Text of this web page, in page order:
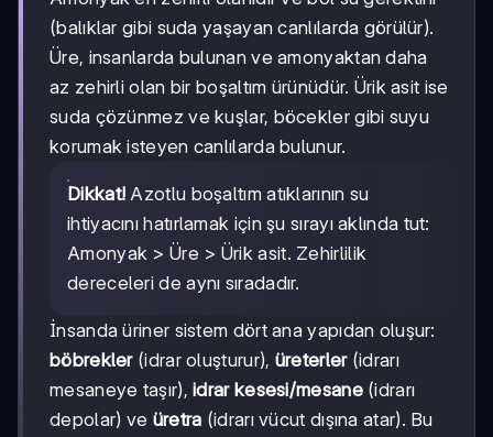
(balıklar gibi suda yaşayan canlılarda görülür).
Üre, insanlarda bulunan ve amonyaktan daha
az zehirli olan bir boşaltım ürünüdür. Ürik asit ise
suda çözünmez ve kuşlar, böcekler gibi suyu
korumak isteyen canlılarda bulunur.
Dikkat! Azotlu boşaltım atıklarının su
ihtiyacını hatırlamak için şu sırayı aklında tut:
Amonyak > Üre > Ürik asit. Zehirlilik
dereceleri de aynı sıradadır.
İnsanda üriner sistem dört ana yapıdan oluşur:
böbrekler(idrar oluşturur), üreterler(idrarı
mesaneye taşır),idrar kesesi/mesane(idrarı
depolar) ve üretra (idrarı vücut dışına atar). Bu